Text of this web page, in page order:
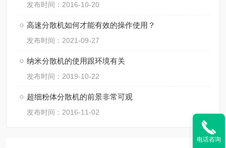
发布时间：2016-10-20
高速分散机如何才能有效的操作使用？
发布时间：2021-09-27
纳米分散机的使用跟环境有关
发布时间：2019-10-22
超细粉体分散机的前景非常可观
发布时间：2016-11-02
电话咨询